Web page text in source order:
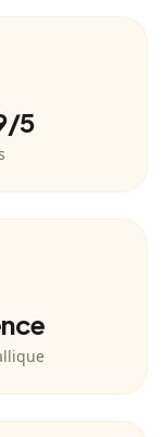
5